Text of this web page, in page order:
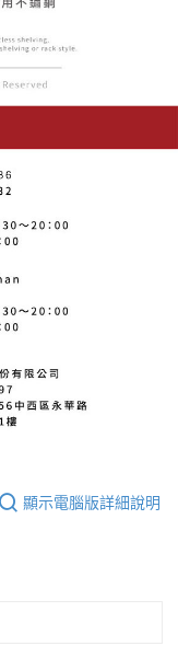
顯示電腦版詳細說明